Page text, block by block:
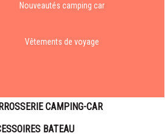
Nouveautés camping car
Vêtements de voyage
CAMPING-CAR
BATEAU